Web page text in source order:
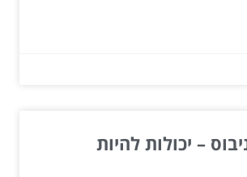
– יכולות להיות